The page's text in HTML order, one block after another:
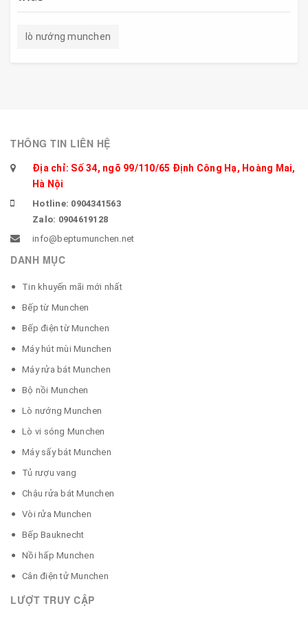
lò nướng munchen
THÔNG TIN LIÊN HỆ
Địa chỉ: Số 34, ngõ 99/110/65 Định Công Hạ, Hoàng Mai,
Hà Nội
Hotline: 0904341563
Zalo: 0904619128
info@beptumunchen.net
DANH MỤC
Tin khuyến mãi mới nhất
Bếp từ Munchen
Bếp điện từ Munchen
Máy hút mùi Munchen
Máy rửa bát Munchen
Bộ nồi Munchen
Lò nướng Munchen
Lò vi sóng Munchen
Máy sấy bát Munchen
Tủ rượu vang
Chậu rửa bát Munchen
Vòi rửa Munchen
Bếp Bauknecht
Nồi hấp Munchen
Cân điện tử Munchen
LƯỢT TRUY CẬP